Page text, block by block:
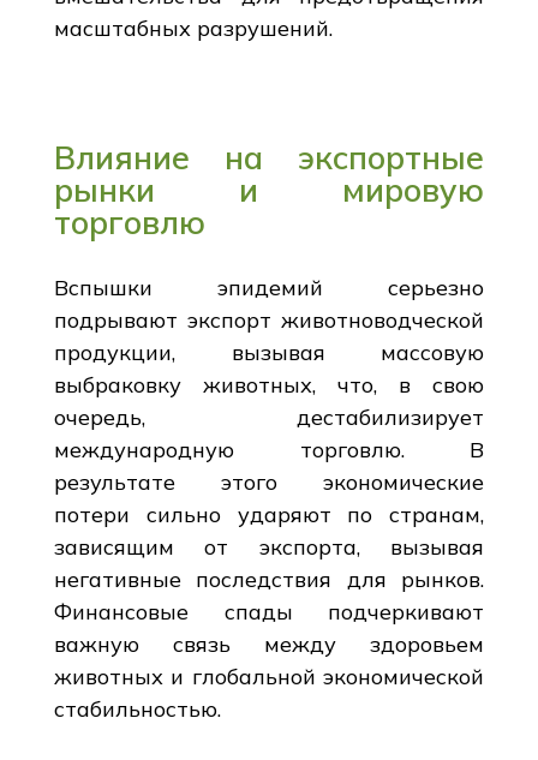
масштабных разрушений.
Влияние на экспортные
рынки и мировую
торговлю
Вспышки эпидемий серьезно
подрывают экспорт животноводческой
продукции, вызывая массовую
выбраковку животных, что, в свою
очередь, дестабилизирует
международную торговлю. В
результате этого экономические
потери сильно ударяют по странам,
зависящим от экспорта, вызывая
негативные последствия для рынков.
Финансовые спады подчеркивают
важную связь между здоровьем
животных и глобальной экономической
стабильностью.